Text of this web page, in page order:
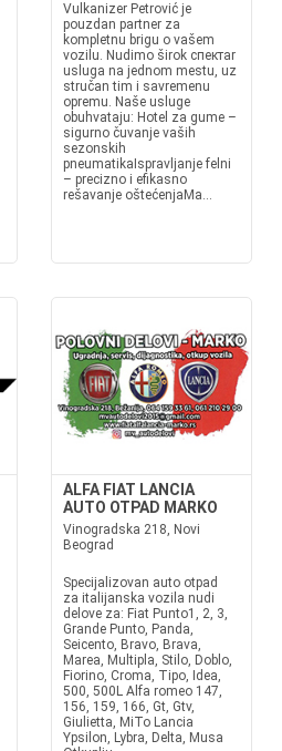
Vulkanizer Petrović je
pouzdan partner za
kompletnu brigu o vašem
vozilu. Nudimo širok спектar
usluga na jednom mestu, uz
stručan tim i savremenu
opremu. Naše usluge
obuhvataju: Hotel za gume –
sigurno čuvanje vaših
sezonskih
pneumatikaIspravljanje felni
– precizno i efikasno
rešavanje oštećenjaMa...
ALFA FIAT LANCIA
AUTO OTPAD MARKO
Vinogradska 218, Novi
Beograd
Specijalizovan auto otpad
za italijanska vozila nudi
delove za: Fiat Punto1, 2, 3,
Grande Punto, Panda,
Seicento, Bravo, Brava,
Marea, Multipla, Stilo, Doblo,
Fiorino, Croma, Tipo, Idea,
500, 500L Alfa romeo 147,
156, 159, 166, Gt, Gtv,
Giulietta, MiTo Lancia
Ypsilon, Lybra, Delta, Musa